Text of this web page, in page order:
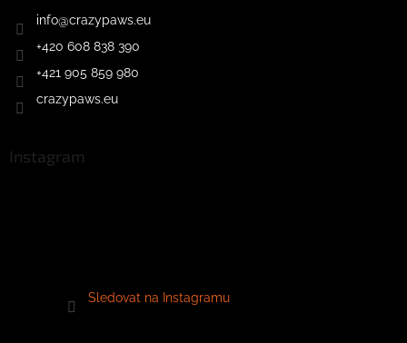
info@crazypaws.eu
+420 608 838 390
+421 905 859 980
crazypaws.eu
Instagram
Sledovat na Instagramu